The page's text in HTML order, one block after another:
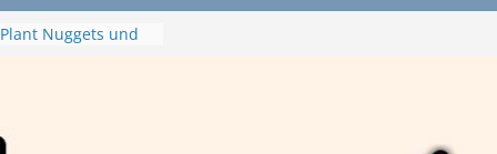
Nuggets und